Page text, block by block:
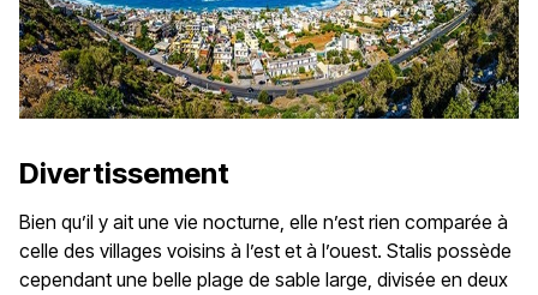
Divertissement
Bien qu’il y ait une vie nocturne, elle n’est rien comparée à
celle des villages voisins à l’est et à l’ouest. Stalis possède
cependant une belle plage de sable large, divisée en deux